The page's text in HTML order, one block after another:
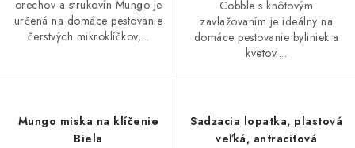
orechov a strukovín Mungo je
určená na domáce pestovanie
čerstvých mikroklíčkov,...
Cobble s knôtovým
zavlažovaním je ideálny na
domáce pestovanie byliniek a
kvetov....
Mungo miska na klíčenie
Biela
Sadzacia lopatka, plastová
veľká, antracitová